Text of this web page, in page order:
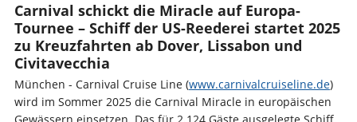
Carnival schickt die Miracle auf Europa-
Tournee – Schiff der US-Reederei startet 2025
zu Kreuzfahrten ab Dover, Lissabon und
Civitavecchia
München - Carnival Cruise Line (www.carnivalcruiseline.de)
wird im Sommer 2025 die Carnival Miracle in europäischen
Gewässern einsetzen. Das für 2.124 Gäste ausgelegte Schiff